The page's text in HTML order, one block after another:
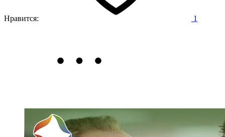
Нравится: 1